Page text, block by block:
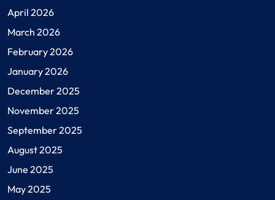
April 2026
March 2026
February 2026
January 2026
December 2025
November 2025
September 2025
August 2025
June 2025
May 2025